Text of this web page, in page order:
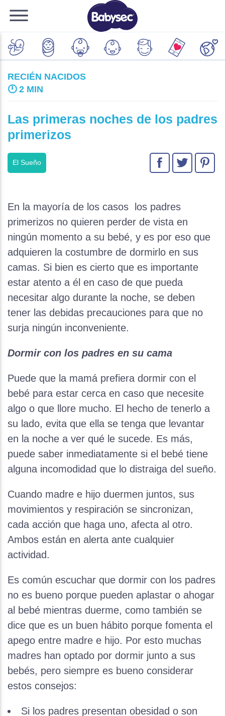
RECIÉN NACIDOS
🕛 2 MIN
Las primeras noches de los padres
primerizos
El Sueño
En la mayoría de los casos los padres
primerizos no quieren perder de vista en
ningún momento a su bebé, y es por eso que
adquieren la costumbre de dormirlo en sus
camas. Si bien es cierto que es importante
estar atento a él en caso de que pueda
necesitar algo durante la noche, se deben
tener las debidas precauciones para que no
surja ningún inconveniente.
Dormir con los padres en su cama
Puede que la mamá prefiera dormir con el
bebé para estar cerca en caso que necesite
algo o que llore mucho. El hecho de tenerlo a
su lado, evita que ella se tenga que levantar
en la noche a ver qué le sucede. Es más,
puede saber inmediatamente si el bebé tiene
alguna incomodidad que lo distraiga del sueño.
Cuando madre e hijo duermen juntos, sus
movimientos y respiración se sincronizan,
cada acción que haga uno, afecta al otro.
Ambos están en alerta ante cualquier
actividad.
Es común escuchar que dormir con los padres
no es bueno porque pueden aplastar o ahogar
al bebé mientras duerme, como también se
dice que es un buen hábito porque fomenta el
apego entre madre e hijo. Por esto muchas
madres han optado por dormir junto a sus
bebés, pero siempre es bueno considerar
estos consejos:
Si los padres presentan obesidad o son